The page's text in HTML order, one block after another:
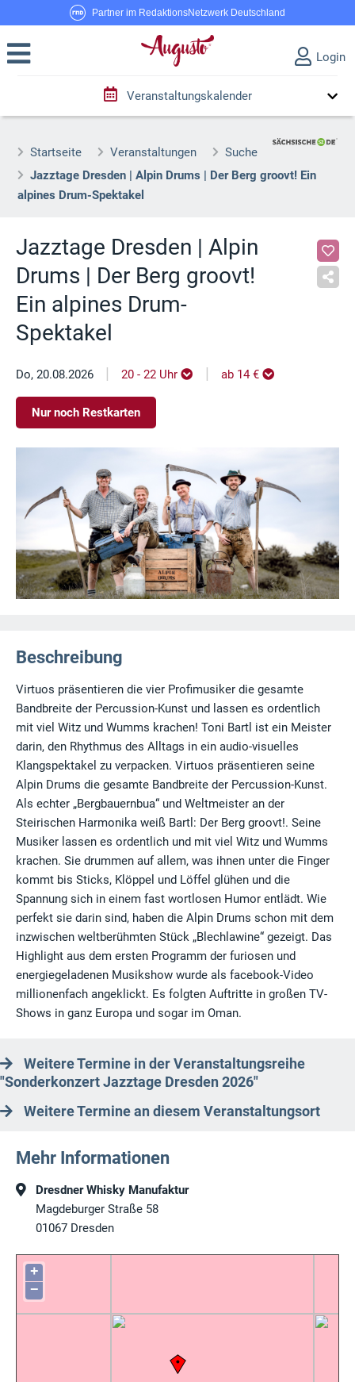
Partner im RedaktionsNetzwerk Deutschland
Login
Veranstaltungskalender
Startseite Veranstaltungen
Suche
Jazztage Dresden | Alpin Drums | Der Berg groovt! Ein
alpines Drum-Spektakel
Jazztage Dresden | Alpin
Drums | Der Berg groovt!
Ein alpines Drum-
Spektakel
Do, 20.08.2026 | 20 - 22 Uhr | ab 14 €
Nur noch Restkarten
Beschreibung
Virtuos präsentieren die vier Profimusiker die gesamte
Bandbreite der Percussion-Kunst und lassen es ordentlich
mit viel Witz und Wumms krachen! Toni Bartl ist ein Meister
darin, den Rhythmus des Alltags in ein audio-visuelles
Klangspektakel zu verpacken. Virtuos präsentieren seine
Alpin Drums die gesamte Bandbreite der Percussion-Kunst.
Als echter „Bergbauernbua“ und Weltmeister an der
Steirischen Harmonika weiß Bartl: Der Berg groovt!. Seine
Musiker lassen es ordentlich und mit viel Witz und Wumms
krachen. Sie drummen auf allem, was ihnen unter die Finger
kommt bis Sticks, Klöppel und Löffel glühen und die
Spannung sich in einem fast wortlosen Humor entlädt. Wie
perfekt sie darin sind, haben die Alpin Drums schon mit dem
inzwischen weltberühmten Stück „Blechlawine“ gezeigt. Das
Highlight aus dem ersten Programm der furiosen und
energiegeladenen Musikshow wurde als facebook-Video
millionenfach angeklickt. Es folgten Auftritte in großen TV-
Shows in ganz Europa und sogar im Oman.
Weitere Termine in der Veranstaltungsreihe
"Sonderkonzert Jazztage Dresden 2026"
Weitere Termine an diesem Veranstaltungsort
Mehr Informationen
Dresdner Whisky Manufaktur
Magdeburger Straße 58
01067 Dresden
+
−